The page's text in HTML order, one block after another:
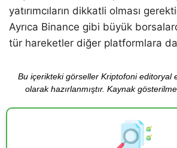
yatırımcıların dikkatli olması
Ayrıca Binance gibi büyük
tür hareketler diğer platformlara
Bu içerikteki görseller Kriptofoni editoryal
olarak hazırlanmıştır. Kaynak